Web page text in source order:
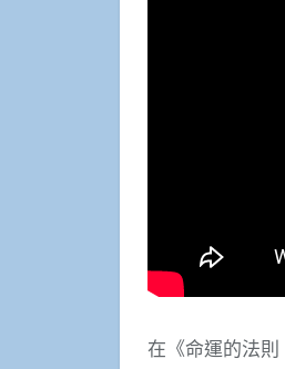
在《命運的法